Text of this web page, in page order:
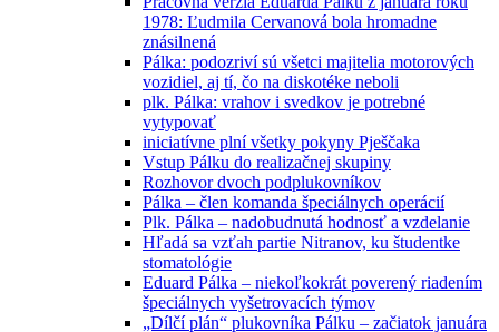
1978: Ľudmila Cervanová bola hromadne
znásilnená
Pálka: podozriví sú všetci majitelia motorových
vozidiel, aj tí, čo na diskotéke neboli
plk. Pálka: vrahov i svedkov je potrebné
vytypovať
iniciatívne plní všetky pokyny Pješčaka
Vstup Pálku do realizačnej skupiny
Rozhovor dvoch podplukovníkov
Pálka – člen komanda špeciálnych operácií
Plk. Pálka – nadobudnutá hodnosť a vzdelanie
Hľadá sa vzťah partie Nitranov, ku študentke
stomatológie
Eduard Pálka – niekoľkokrát poverený riadením
špeciálnych vyšetrovacích týmov
„Dílčí plán“ plukovníka Pálku – začiatok januára